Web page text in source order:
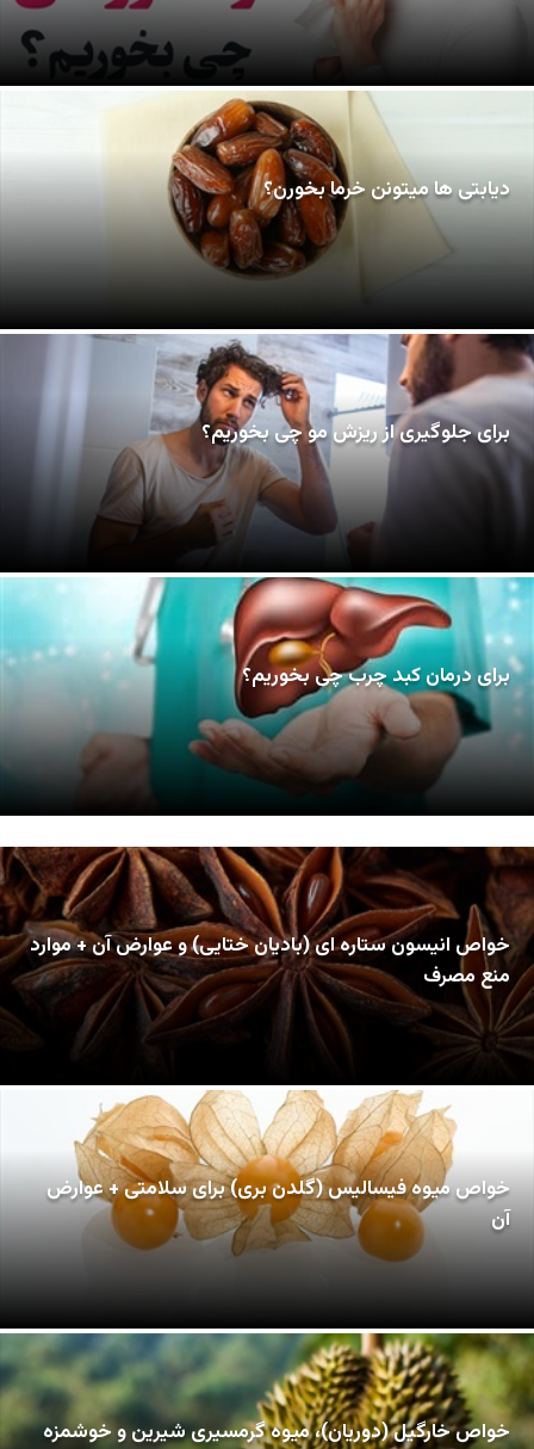
دیابتی ها میتونن خرما بخورن؟
برای جلوگیری از ریزش مو چی بخوریم؟
برای درمان کبد چرب چی بخوریم؟
خواص انیسون ستاره ای (بادیان ختایی) و عوارض آن + موارد
منع مصرف
خواص میوه فیسالیس (گلدن بری) برای سلامتی + عوارض
آن
خواص خارگیل (دوریان)، میوه گرمسیری شیرین و خوشمزه